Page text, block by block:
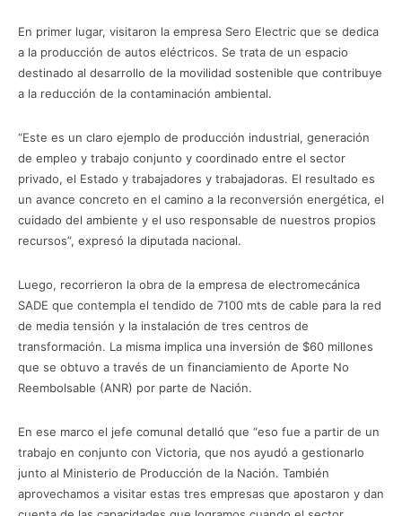
En primer lugar, visitaron la empresa Sero Electric que se dedica
a la producción de autos eléctricos. Se trata de un espacio
destinado al desarrollo de la movilidad sostenible que contribuye
a la reducción de la contaminación ambiental.
“Este es un claro ejemplo de producción industrial, generación
de empleo y trabajo conjunto y coordinado entre el sector
privado, el Estado y trabajadores y trabajadoras. El resultado es
un avance concreto en el camino a la reconversión energética, el
cuidado del ambiente y el uso responsable de nuestros propios
recursos”, expresó la diputada nacional.
Luego, recorrieron la obra de la empresa de electromecánica
SADE que contempla el tendido de 7100 mts de cable para la red
de media tensión y la instalación de tres centros de
transformación. La misma implica una inversión de $60 millones
que se obtuvo a través de un financiamiento de Aporte No
Reembolsable (ANR) por parte de Nación.
En ese marco el jefe comunal detalló que “eso fue a partir de un
trabajo en conjunto con Victoria, que nos ayudó a gestionarlo
junto al Ministerio de Producción de la Nación. También
aprovechamos a visitar estas tres empresas que apostaron y dan